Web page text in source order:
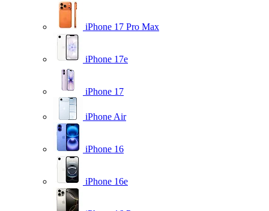
iPhone 17 Pro Max
iPhone 17e
iPhone 17
iPhone Air
iPhone 16
iPhone 16e